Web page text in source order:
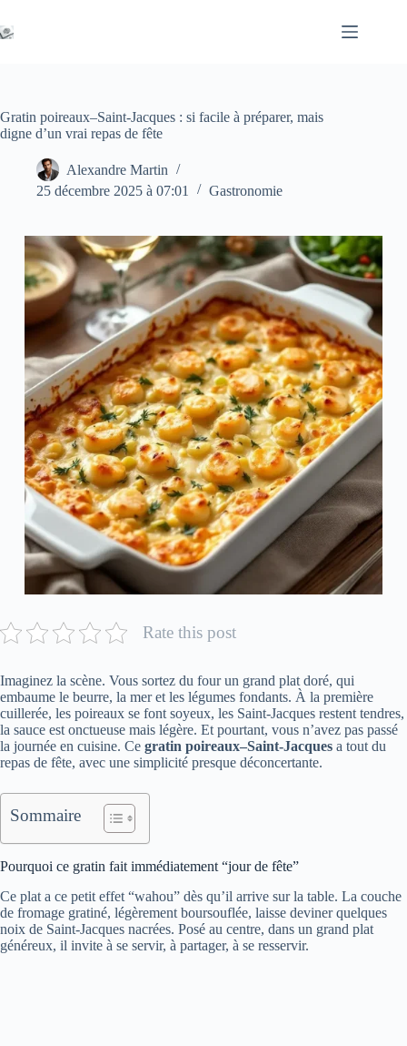
au
contenu
Gratin poireaux–Saint-Jacques : si facile à préparer, mais
digne d’un vrai repas de fête
Alexandre Martin
25 décembre 2025 à 07:01
Gastronomie
Rate this post
Imaginez la scène. Vous sortez du four un grand plat doré, qui
embaume le beurre, la mer et les légumes fondants. À la première
cuillerée, les poireaux se font soyeux, les Saint-Jacques restent tendres,
la sauce est onctueuse mais légère. Et pourtant, vous n’avez pas passé
la journée en cuisine. Ce gratin poireaux–Saint-Jacques a tout du
repas de fête, avec une simplicité presque déconcertante.
Sommaire
Pourquoi ce gratin fait immédiatement “jour de fête”
Ce plat a ce petit effet “wahou” dès qu’il arrive sur la table. La couche
de fromage gratiné, légèrement boursouflée, laisse deviner quelques
noix de Saint-Jacques nacrées. Posé au centre, dans un grand plat
généreux, il invite à se servir, à partager, à se resservir.